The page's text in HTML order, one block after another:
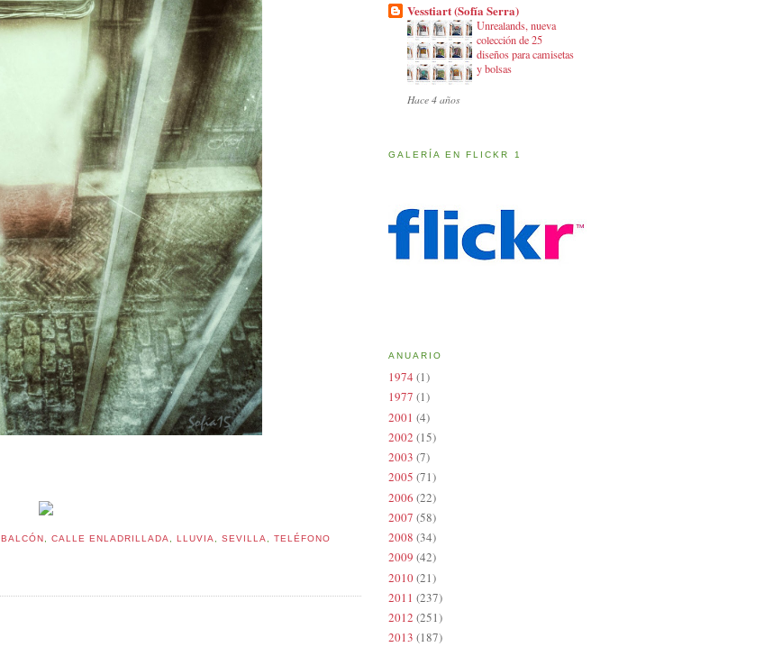
BALCÓN CALLE ENLADRILLADA ,LLUVIA ,SEVILLA ,TELÉFONO
Vesstiart (Sofía Serra)
Unrealands, nueva
colección de 25
diseños para camisetas
y bolsas
Hace 4 años
GALERÍA EN FLICKR 1
ANUARIO
1974 (1)
1977 (1)
2001 (4)
2002 (15)
2003 (7)
2005 (71)
2006 (22)
2007 (58)
2008 (34)
2009 (42)
2010(21)
2011 (237)
2012 (251)
2013 (187)